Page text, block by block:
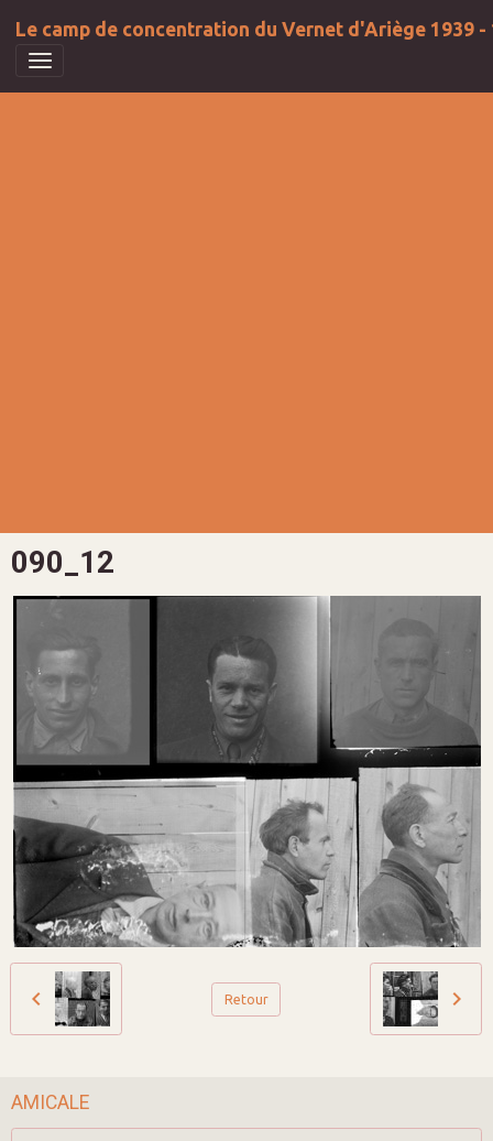
Le camp de concentration du Vernet d'Ariège 1939 -
090_12
Retour
AMICALE